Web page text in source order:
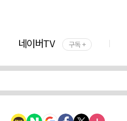
네이버TV 구독 +